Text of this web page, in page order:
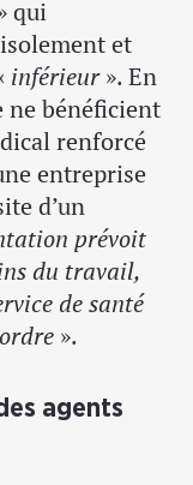
qui
et
inférieur». En
ne bénéficient
renforcé
entreprise
d’un
prévoit
du travail,
de santé
».
agents